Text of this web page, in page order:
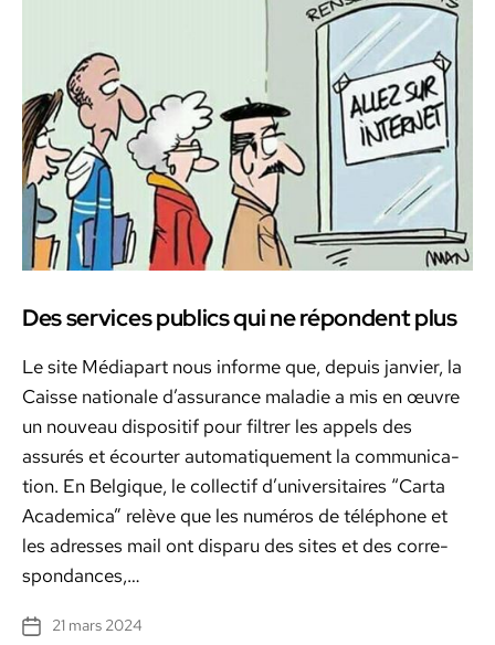
Des services publics qui ne répondent plus
Le site Médi­a­part nous informe que, depuis jan­vi­er, la
Caisse nationale d’assurance mal­adie a mis en œuvre
un nou­veau dis­posi­tif pour fil­tr­er les appels des
assurés et écourter automa­tique­ment la com­mu­ni­ca­
tion. En Bel­gique, le col­lec­tif d’u­ni­ver­si­taires “Car­ta
Aca­d­e­m­i­ca” relève que les numéros de télé­phone et
les adress­es mail ont dis­paru des sites et des cor­re­
spon­dances,…
Date21 mars 2024